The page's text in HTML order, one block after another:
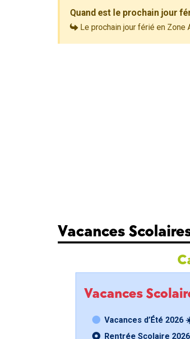
Quand est le prochain jour
Le prochain jour férié en Zone
Vacances
Vacances
Vacances d’Été 2026
Rentrée Scolaire